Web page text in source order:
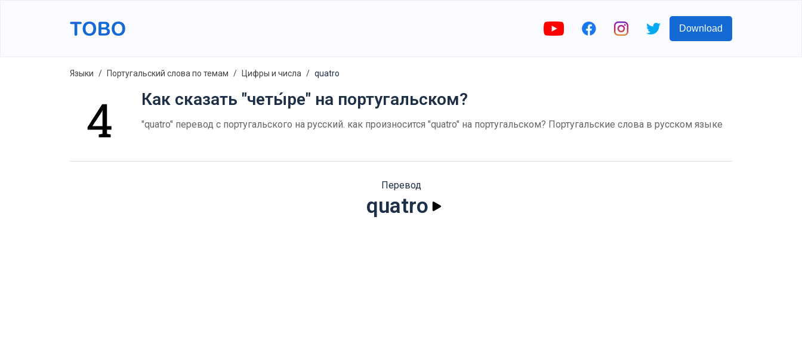
Download
Языки Португальский слова по темам Цифры и числа quatro
Как сказать "четы́ре" на португальском?
"quatro" перевод с португальского на русский. как произносится "quatro" на португальском? Португальские слова в русском языке
Перевод
quatro